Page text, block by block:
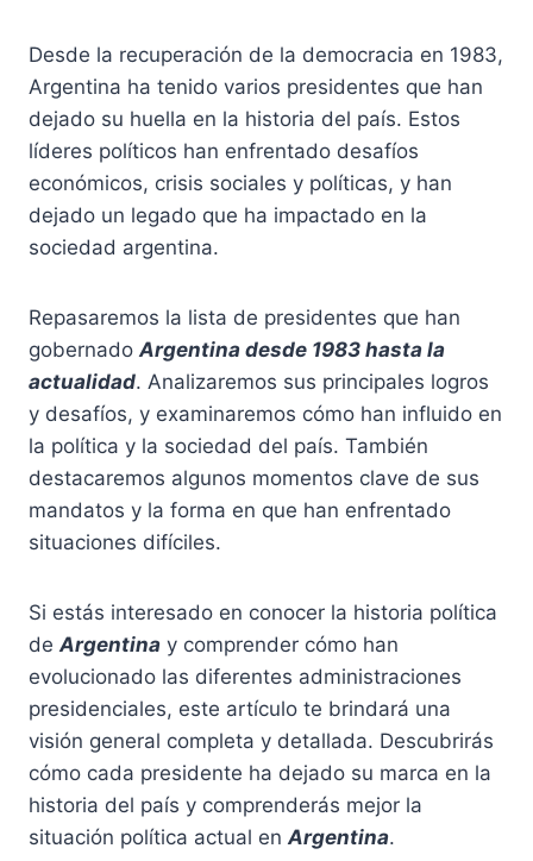
Desde la recuperación de la democracia en 1983,
Argentina ha tenido varios presidentes que han
dejado su huella en la historia del país. Estos
líderes políticos han enfrentado desafíos
económicos, crisis sociales y políticas, y han
dejado un legado que ha impactado en la
sociedad argentina.
Repasaremos la lista de presidentes que han
gobernadoArgentina desde 1983 hasta la
actualidad. Analizaremos sus principales logros
y desafíos, y examinaremos cómo han influido en
la política y la sociedad del país. También
destacaremos algunos momentos clave de sus
mandatos y la forma en que han enfrentado
situaciones difíciles.
Si estás interesado en conocer la historia política
deArgentina y comprender cómo han
evolucionado las diferentes administraciones
presidenciales, este artículo te brindará una
visión general completa y detallada. Descubrirás
cómo cada presidente ha dejado su marca en la
historia del país y comprenderás mejor la
situación política actual enArgentina.